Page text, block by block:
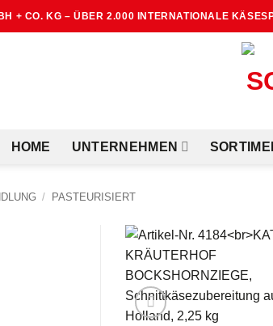
+ CO. KG – ÜBER 2.000 INTERNATIONALE
HOME UNTERNEHMEN
/ PASTEURISIERT